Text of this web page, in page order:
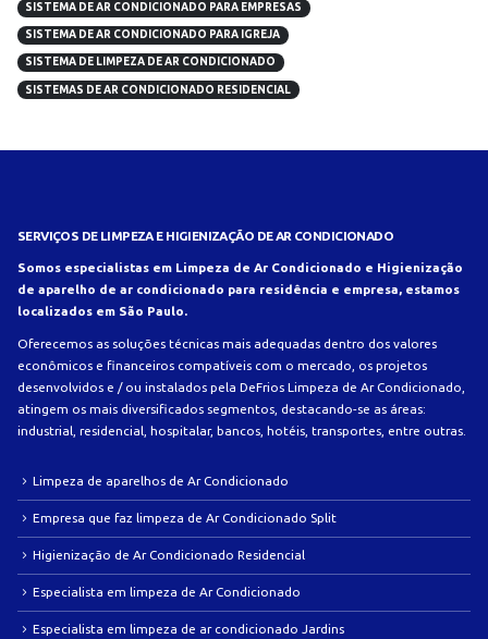
SISTEMA DE AR CONDICIONADO PARA EMPRESAS
SISTEMA DE AR CONDICIONADO PARA IGREJA
SISTEMA DE LIMPEZA DE AR CONDICIONADO
SISTEMAS DE AR CONDICIONADO RESIDENCIAL
SERVIÇOS DE LIMPEZA E HIGIENIZAÇÃO DE AR CONDICIONADO
Somos especialistas em Limpeza de Ar Condicionado e Higienização
de aparelho de ar condicionado para residência e empresa, estamos
localizados em São Paulo.
Oferecemos as soluções técnicas mais adequadas dentro dos valores
econômicos e financeiros compatíveis com o mercado, os projetos
desenvolvidos e / ou instalados pela DeFrios Limpeza de Ar Condicionado,
atingem os mais diversificados segmentos, destacando-se as áreas:
industrial, residencial, hospitalar, bancos, hotéis, transportes, entre outras.
Limpeza de aparelhos de Ar Condicionado
Empresa que faz limpeza de Ar Condicionado Split
Higienização de Ar Condicionado Residencial
Especialista em limpeza de Ar Condicionado
Especialista em limpeza de ar condicionado Jardins